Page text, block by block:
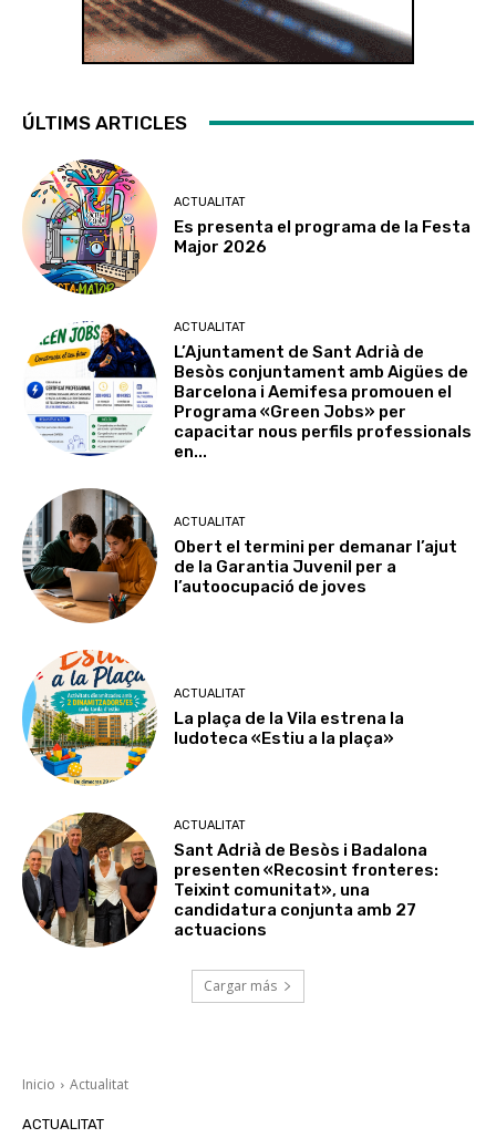
ÚLTIMS ARTICLES
ACTUALITAT
Es presenta el programa de la Festa
Major 2026
ACTUALITAT
L’Ajuntament de Sant Adrià de
Besòs conjuntament amb Aigües de
Barcelona i Aemifesa promouen el
Programa «Green Jobs» per
capacitar nous perfils professionals
en...
ACTUALITAT
Obert el termini per demanar l’ajut
de la Garantia Juvenil per a
l’autoocupació de joves
ACTUALITAT
La plaça de la Vila estrena la
ludoteca «Estiu a la plaça»
ACTUALITAT
Sant Adrià de Besòs i Badalona
presenten «Recosint fronteres:
Teixint comunitat», una
candidatura conjunta amb 27
actuacions
Cargar más